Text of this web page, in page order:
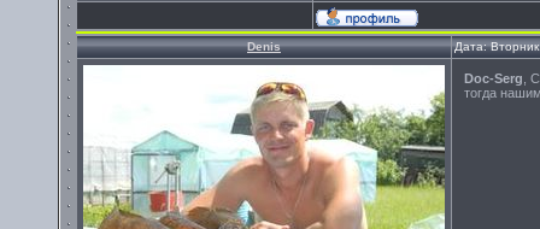
Denis Дата:
Doc-Serg ,
тогда